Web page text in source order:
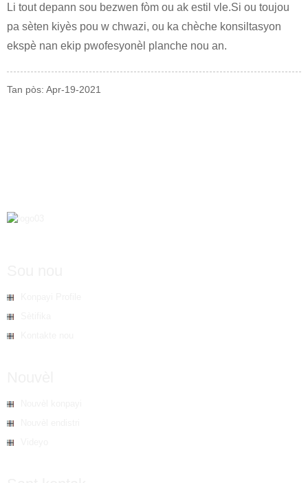
Li tout depann sou bezwen fòm ou ak estil vle.Si ou toujou
pa sèten kiyès pou w chwazi, ou ka chèche konsiltasyon
ekspè nan ekip pwofesyonèl planche nou an.
Tan pòs: Apr-19-2021